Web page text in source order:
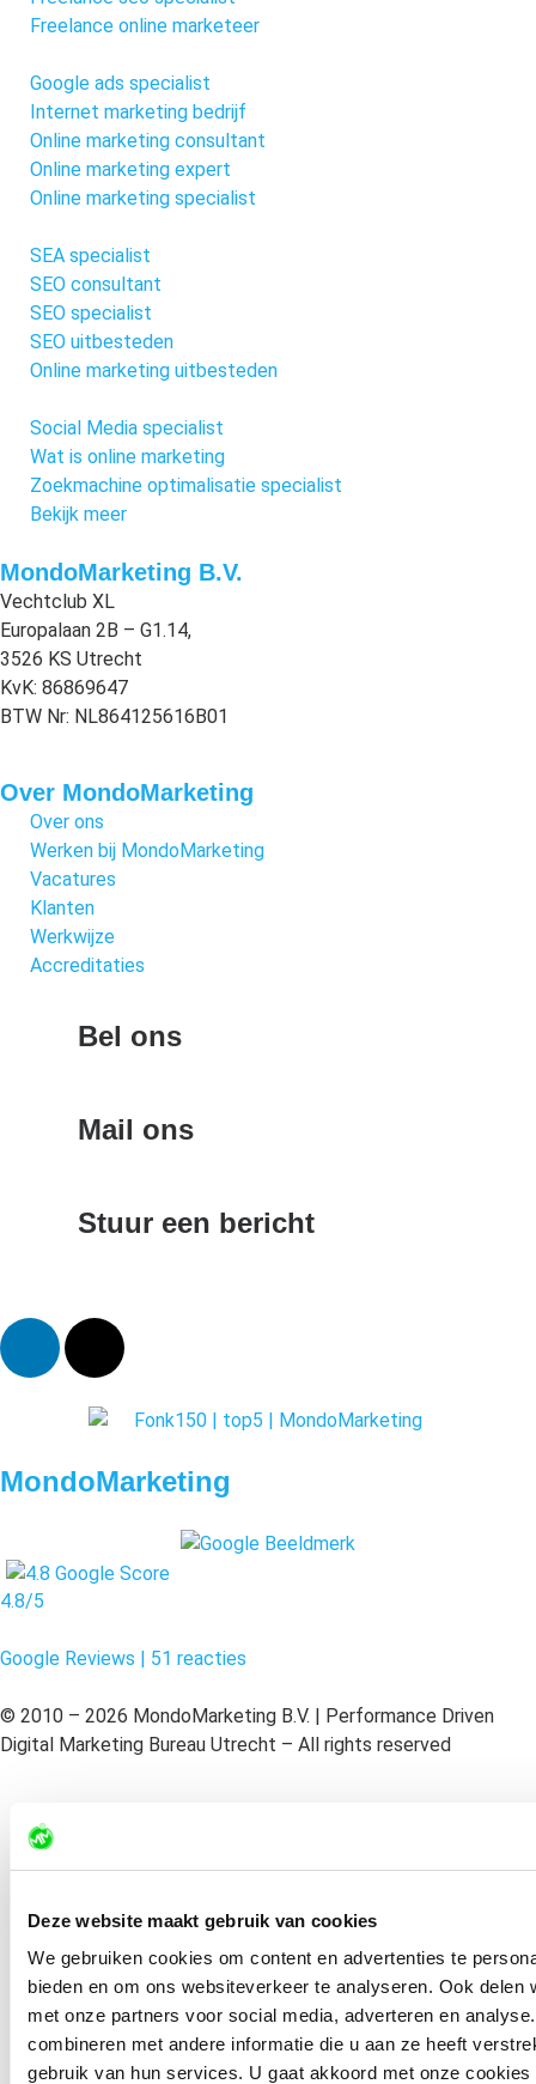
Deze website maakt gebruik van cookies
We gebruiken cookies om content en advertenties te
bieden en om ons websiteverkeer te analyseren. Ook
met onze partners voor social media, adverteren en
combineren met andere informatie die u aan ze heeft
gebruik van hun services. U gaat akkoord met onze
Freelance online marketeer
Google ads specialist
Internet marketing bedrijf
Online marketing consultant
Online marketing expert
Online marketing specialist
SEA specialist
SEO consultant
SEO specialist
SEO uitbesteden
Online marketing uitbesteden
Social Media specialist
Wat is online marketing
Zoekmachine optimalisatie specialist
Bekijk meer
MondoMarketing B.V.
Vechtclub XL
Europalaan 2B – G1.14,
3526 KS Utrecht
KvK: 86869647
BTW Nr: NL864125616B01
Over MondoMarketing
Over ons
Werken bij MondoMarketing
Vacatures
Klanten
Werkwijze
Accreditaties
Bel ons
Mail ons
Stuur een bericht
MondoMarketing
4.8/5
Google Reviews | 51 reacties
© 2010 – 2026 MondoMarketing B.V. | Performance Driven
Digital Marketing Bureau Utrecht – All rights reserved
Disclaimer
Sitemap